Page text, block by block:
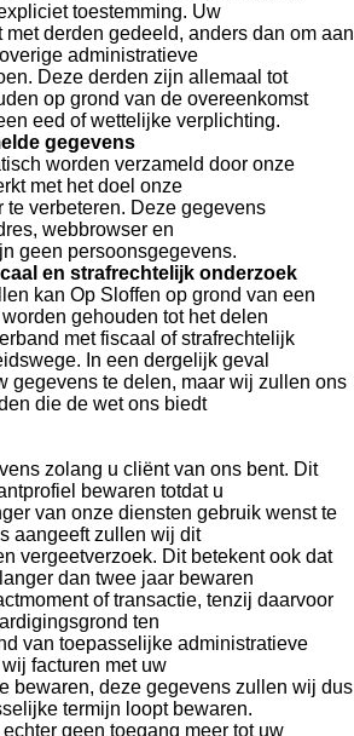
toestemming. Uw
derden gedeeld, anders dan om aan
administratieve
Deze derden zijn allemaal tot
op grond van de overeenkomst
eed of wettelijke verplichting.
gegevens
worden verzameld door onze
met het doel onze
verbeteren. Deze gegevens
webbrowser en
geen persoonsgegevens.
en strafrechtelijk onderzoek
kan Op Sloffen op grond van een
gehouden tot het delen
met fiscaal of strafrechtelijk
In een dergelijk geval
gegevens te delen, maar wij zullen ons
die de wet ons biedt
zolang u cliënt van ons bent. Dit
bewaren totdat u
van onze diensten gebruik wenst te
aangeeft zullen wij dit
vergeetverzoek. Dit betekent ook dat
dan twee jaar bewaren
of transactie, tenzij daarvoor
ten
van toepasselijke administratieve
facturen met uw
bewaren, deze gegevens zullen wij dus
termijn loopt bewaren.
geen toegang meer tot uw